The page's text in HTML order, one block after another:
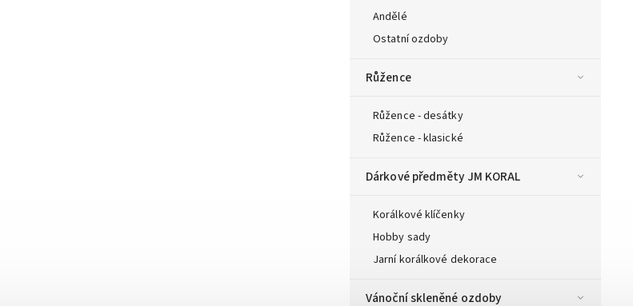
Andělé
Ostatní ozdoby
Růžence
Růžence - desátky
Růžence - klasické
Dárkové předměty JM KORAL
Korálkové klíčenky
Hobby sady
Jarní korálkové dekorace
Vánoční skleněné ozdoby